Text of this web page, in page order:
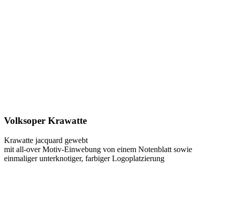
Volksoper Krawatte
Krawatte jacquard gewebt
mit all-over Motiv-Einwebung von einem Notenblatt sowie
einmaliger unterknotiger, farbiger Logoplatzierung